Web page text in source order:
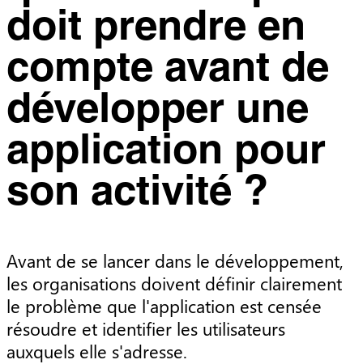
doit prendre en
compte avant de
développer une
application pour
son activité ?
Avant de se lancer dans le développement,
les organisations doivent définir clairement
le problème que l'application est censée
résoudre et identifier les utilisateurs
auxquels elle s'adresse.